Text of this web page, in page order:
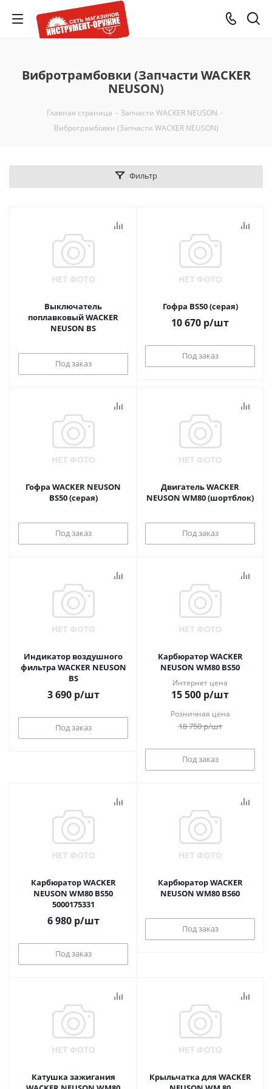
Вибротрамбовки (Запчасти WACKER
NEUSON)
Главная страница - Запчасти WACKER NEUSON -
Вибротрамбовки (Запчасти WACKER NEUSON)
Фильтр
Выключатель
поплавковый WACKER
NEUSON BS
Под заказ
Гофра BS50 (серая)
10 670 р/шт
Под заказ
Гофра WACKER NEUSON
BS50 (серая)
Под заказ
Двигатель WACKER
NEUSON WM80 (шортблок)
Под заказ
Индикатор воздушного
фильтра WACKER NEUSON
BS
3 690р/шт
Под заказ
Карбюратор WACKER
NEUSON WM80 BS50
Интернет цена
15 500 р/шт
Розничная цена
18 750р/шт
Под заказ
Карбюратор WACKER
NEUSON WM80 BS50
5000175331
6 980р/шт
Под заказ
Карбюратор WACKER
NEUSON WM80 BS60
Под заказ
Катушка зажигания
Крыльчатка для WACKER